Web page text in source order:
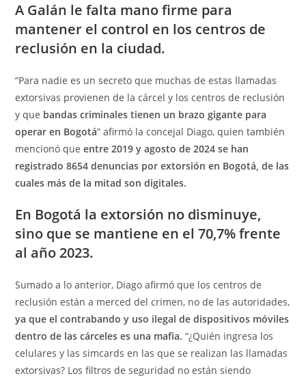
A Galán le falta mano firme para
mantener el control en los centros de
reclusión en la ciudad.
“Para nadie es un secreto que muchas de estas llamadas
extorsivas provienen de la cárcel y los centros de reclusión
y que bandas criminales tienen un brazo gigante para
operar en Bogotá” afirmó la concejal Diago, quien también
mencionó queentre 2019 y agosto de 2024 se han
registrado 8654 denuncias por extorsión en Bogotá, de las
cuales más de la mitad son digitales.
En Bogotá la extorsión no disminuye,
sino que se mantiene en el 70,7% frente
al año 2023.
Sumado a lo anterior, Diago afirmó que los centros de
reclusión están a merced del crimen, no de las autoridades,
ya que el contrabando y uso ilegal de dispositivos móviles
dentro de las cárceles es una mafia. “¿Quién ingresa los
celulares y las simcards en las que se realizan las llamadas
extorsivas? Los filtros de seguridad no están siendo